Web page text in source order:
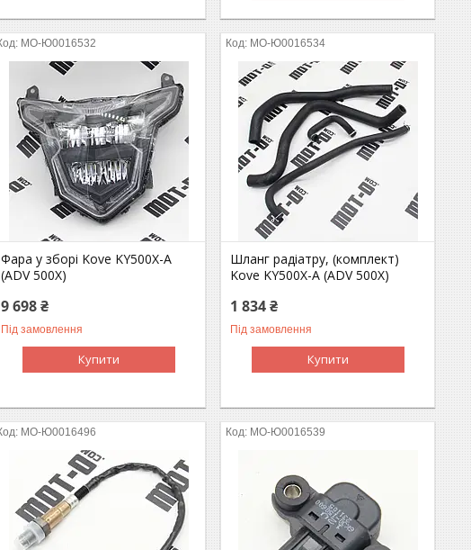
MO-Ю0016532
Фара у зборі Kove KY500X-A
(ADV 500X)
9 698 ₴
Під замовлення
Купити
MO-Ю0016534
Шланг радіатру, (комплект)
Kove KY500X-A (ADV 500X)
1 834 ₴
Під замовлення
Купити
MO-Ю0016496 MO-Ю0016539